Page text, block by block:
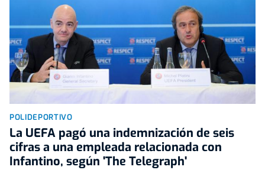
POLIDEPORTIVO
La UEFA pagó una indemnización de seis
cifras a una empleada relacionada con
Infantino, según 'The Telegraph'